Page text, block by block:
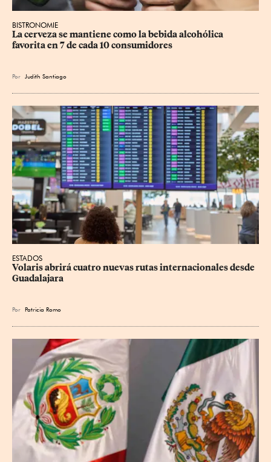
BISTRONOMIE
La cerveza se mantiene como la bebida alcohólica
favorita en 7 de cada 10 consumidores
Por Judith Santiago
ESTADOS
Volaris abrirá cuatro nuevas rutas internacionales desde
Guadalajara
Por Patricia Romo